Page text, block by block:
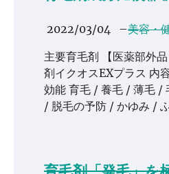
2022/03/04 –美容・
主要育毛剤 【医薬部外
剤イクオスEXプラス 内
効能 育毛 / 養毛 / 薄毛 /
/ 脱毛の予防 / かゆみ /